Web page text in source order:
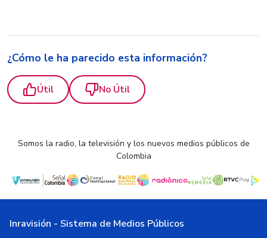
¿Cómo le ha parecido esta información?
Útil No Útil
Somos la radio, la televisión y los nuevos medios públicos de
Colombia
Inravisión - Sistema de Medios Públicos